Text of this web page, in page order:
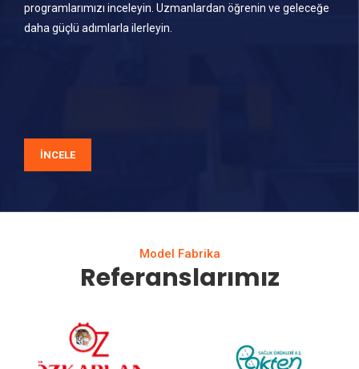
programlarımızı inceleyin. Uzmanlardan öğrenin ve geleceğe
daha güçlü adımlarla ilerleyin.
İNCELE
Model Fabrika
Referanslarımız